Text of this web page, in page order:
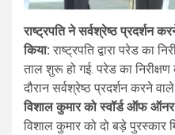
राष्ट्रपति ने सर्वश्रेष्ठ प्रदर्शन
किया: राष्ट्रपति द्वारा परेड का
ताल शुरू हो गई. परेड का
दौरान सर्वश्रेष्ठ प्रदर्शन करने
विशाल कुमार को स्वॉर्ड ऑफ
विशाल कुमार को दो बड़े